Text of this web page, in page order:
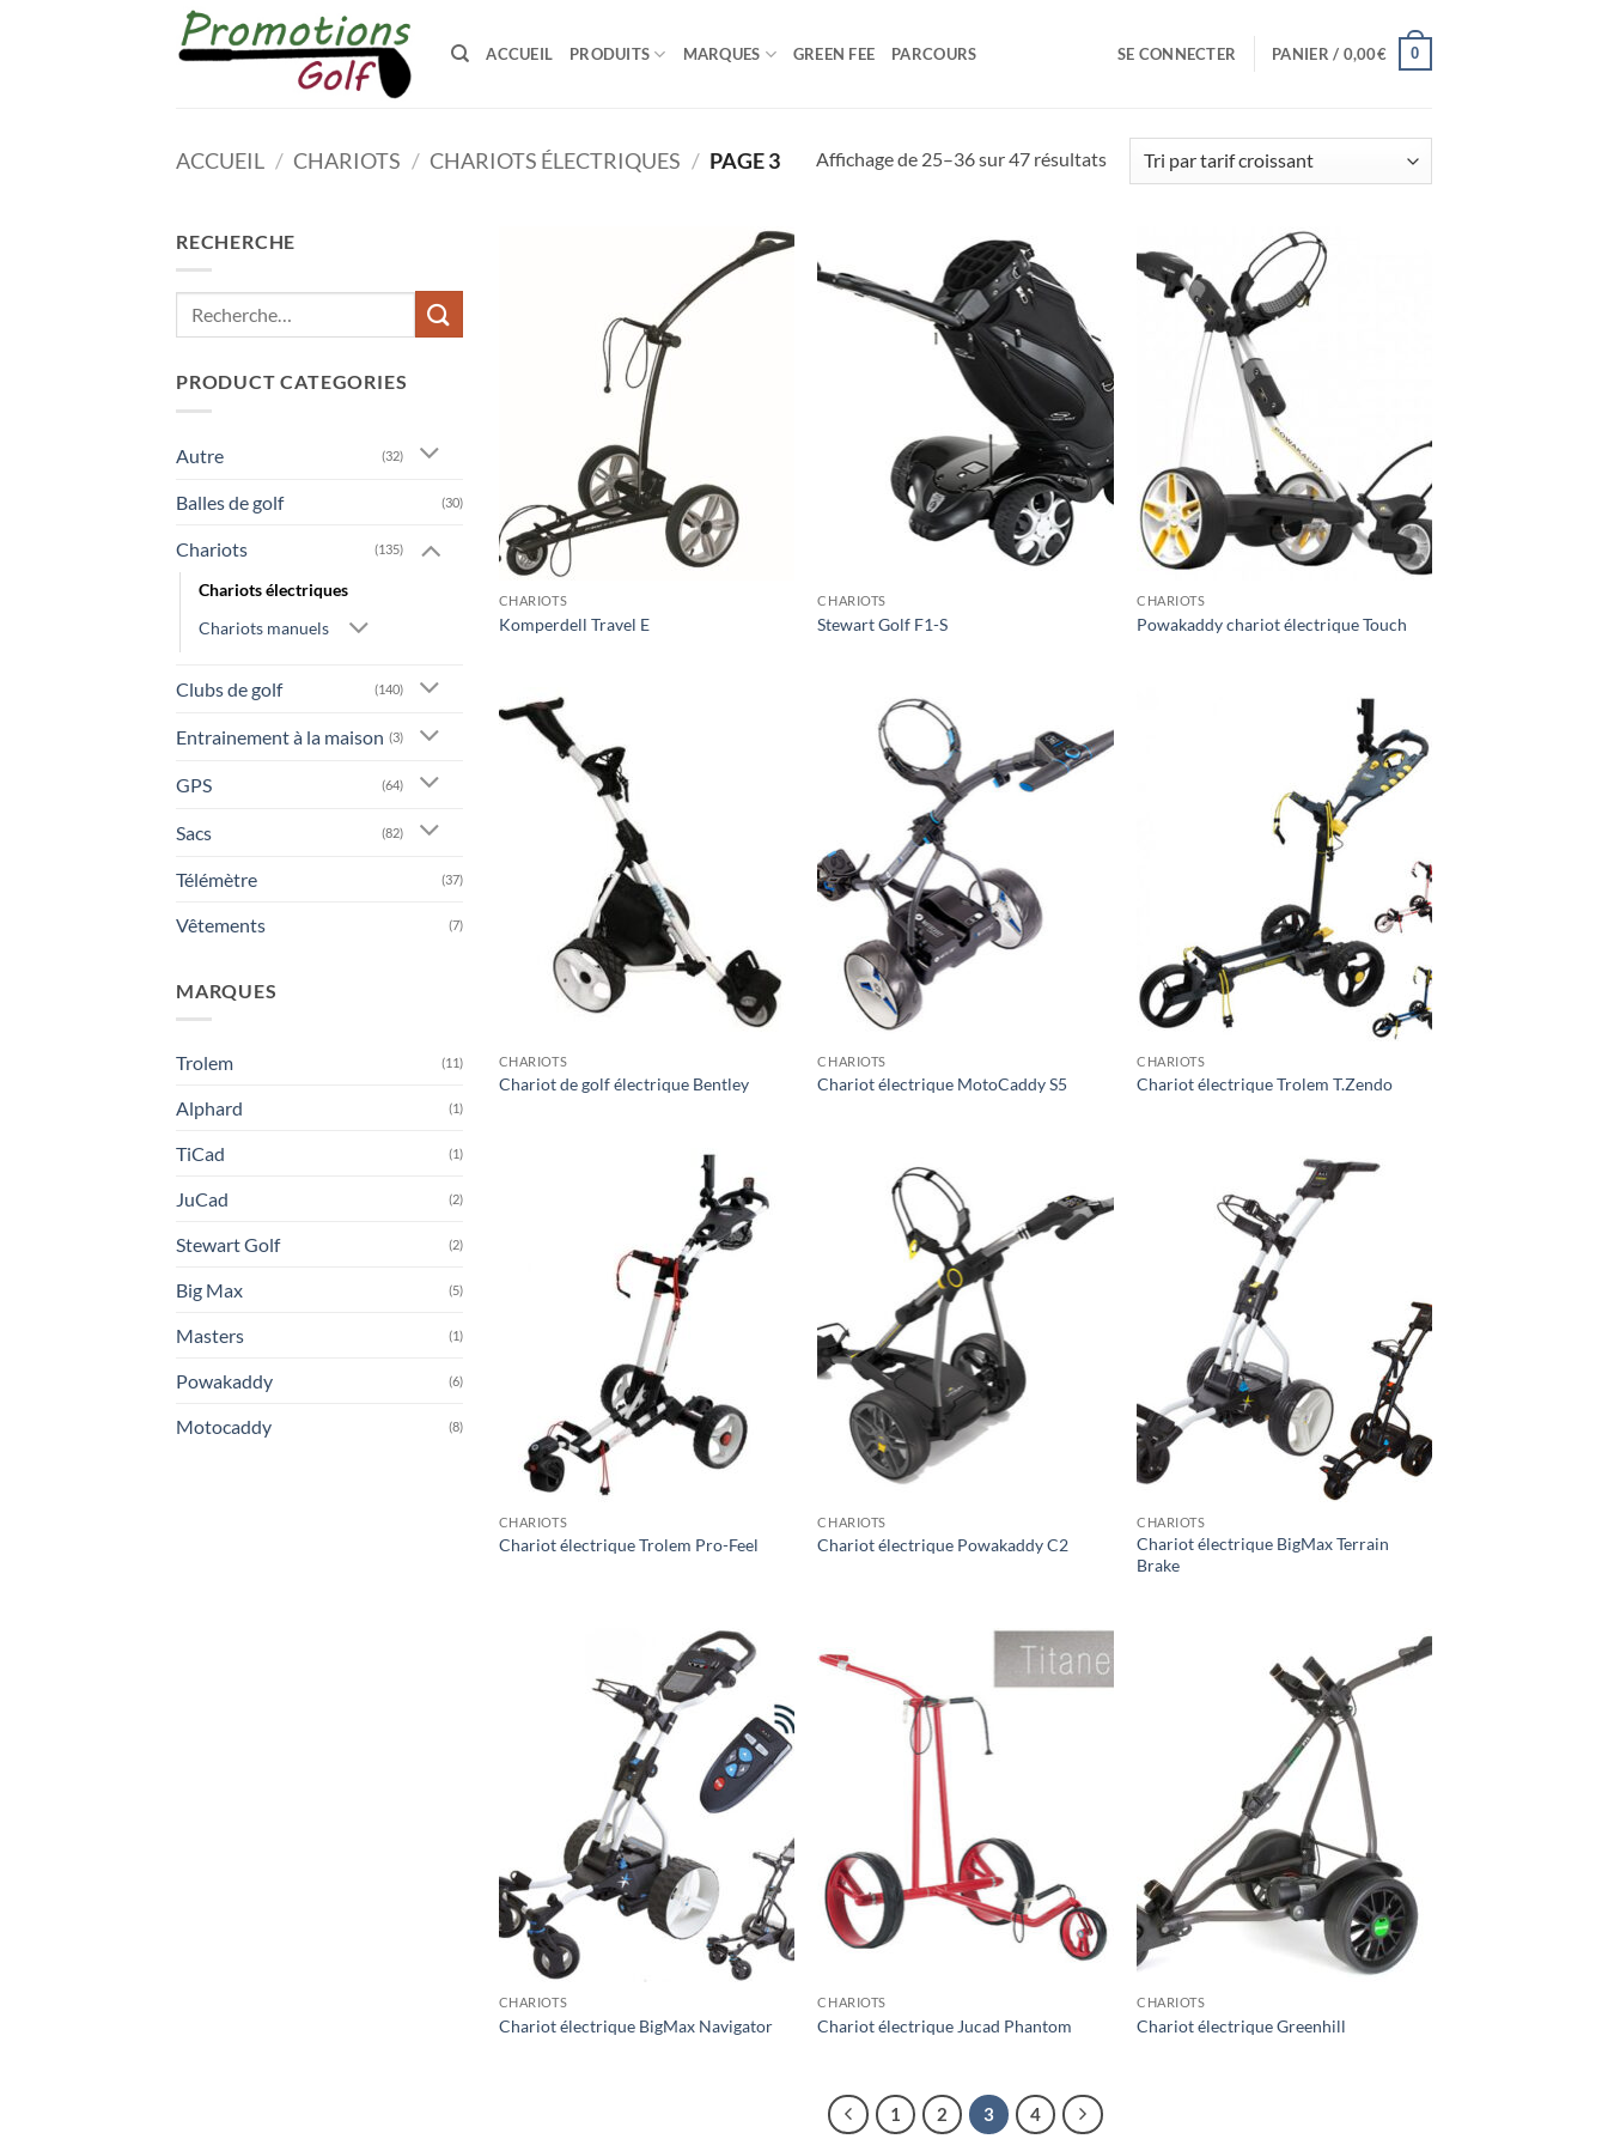
ACCUEIL PRODUITS MARQUES GREEN FEE PARCOURS SE CONNECTER PANIER / 0,00€ 0
ACCUEIL / CHARIOTS / CHARIOTS ÉLECTRIQUES / PAGE 3 Affichage de 25–36 sur 47 résultatsTrié
par
croissant
RECHERCHE
Recherche
pour :
PRODUCT CATEGORIES
Autre (32)
Balles de golf (30)
Chariots (135)
Chariots électriques
Chariots manuels
Clubs de golf (140)
Entrainement à la maison (3)
GPS (64)
Sacs (82)
Télémètre (37)
Vêtements (7)
MARQUES
Trolem (11)
Alphard (1)
TiCad (1)
JuCad (2)
Stewart Golf (2)
Big Max (5)
Masters (1)
Powakaddy (6)
Motocaddy (8)
CHARIOTS
Komperdell Travel E
CHARIOTS
Stewart Golf F1-S
CHARIOTS
Powakaddy chariot électrique Touch
CHARIOTS
Chariot de golf électrique Bentley
CHARIOTS
Chariot électrique MotoCaddy S5
CHARIOTS
Chariot électrique Trolem T.Zendo
CHARIOTS
Chariot électrique Trolem Pro-Feel
CHARIOTS
Chariot électrique Powakaddy C2
CHARIOTS
Chariot électrique BigMax Terrain
Brake
CHARIOTS
Chariot électrique BigMax Navigator
CHARIOTS
Chariot électrique Jucad Phantom
CHARIOTS
Chariot électrique Greenhill
1 2 3 4